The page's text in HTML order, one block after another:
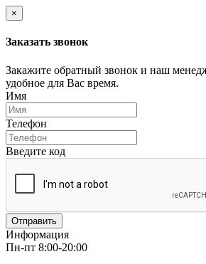
×
Заказать звонок
Закажите обратный звонок и наш
удобное для Вас время.
Имя
Телефон
Введите код
Отправить
Информация
Пн-пт 8:00-20:00